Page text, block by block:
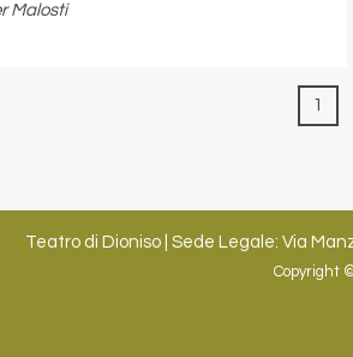
Malosti
1
Teatro di Dioniso | Sede Legale: Via
Copyright